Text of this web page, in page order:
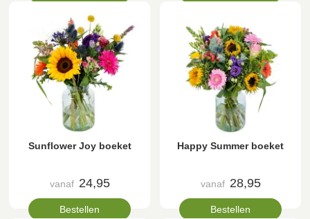
Sunflower Joy boeket
vanaf 24,95
Bestellen
Happy Summer boeket
vanaf 28,95
Bestellen